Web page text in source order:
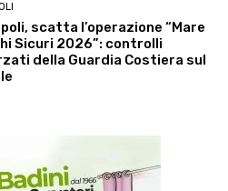
scatta l’operazione “Mare
Sicuri 2026”: controlli
della Guardia Costiera sul